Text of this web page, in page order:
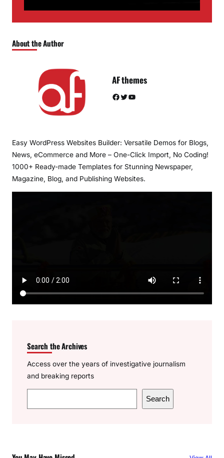
About the Author
AF themes
Facebook Twitter YouTube
Easy WordPress Websites Builder: Versatile Demos for Blogs,
News, eCommerce and More – One-Click Import, No Coding!
1000+ Ready-made Templates for Stunning Newspaper,
Magazine, Blog, and Publishing Websites.
Search the Archives
Access over the years of investigative journalism
and breaking reports
e
Search